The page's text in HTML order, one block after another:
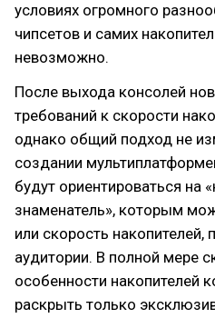
условиях огромного
чипсетов и самих
невозможно.
После выхода консолей
требований к скорости
однако общий подход не
создании
будут ориентироваться на
знаменатель», которым
или скорость
аудитории. В полной мере
особенности накопителей
раскрыть только